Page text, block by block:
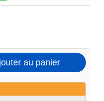
au panier